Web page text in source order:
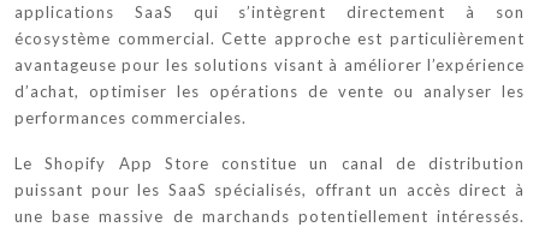
applications SaaS qui s’intègrent directement à son
écosystème commercial. Cette approche est particulièrement
avantageuse pour les solutions visant à améliorer l’expérience
d’achat, optimiser les opérations de vente ou analyser les
performances commerciales.
Le Shopify App Store constitue un canal de distribution
puissant pour les SaaS spécialisés, offrant un accès direct à
une base massive de marchands potentiellement intéressés.